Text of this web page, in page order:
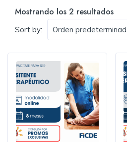
Mostrando los 2 resultados
Sort by: